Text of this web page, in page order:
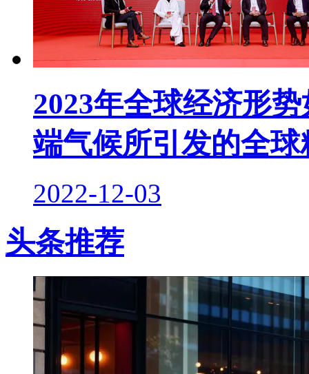
2023年全球经济形
端气候所引发的全球
2022-12-03
头条推荐